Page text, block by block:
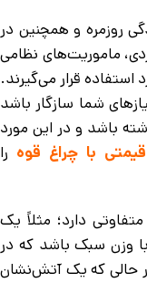
روزمره و همچنین در
ماموریت‌های نظامی
قرار می‌گیرند.
شما سازگار باشد
باشد و در این مورد
با چراغ قوه را
دارد؛ مثلاً یک
وزن سبک باشد که در
حالی که یک آتش‌نشان